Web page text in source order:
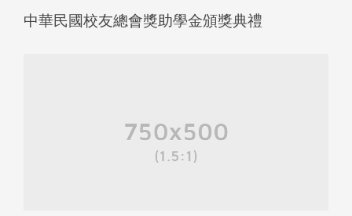
中華民國校友總會獎助學金頒獎典禮